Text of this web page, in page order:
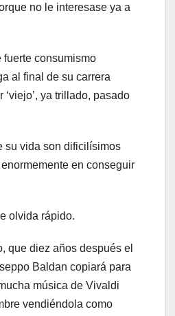
no le interesase ya a
fuerte consumismo
al final de su carrera
ya trillado, pasado
su vida son dificilísimos
en conseguir
olvida rápido.
que diez años después el
Baldan copiará para
música de Vivaldi
vendiéndola como